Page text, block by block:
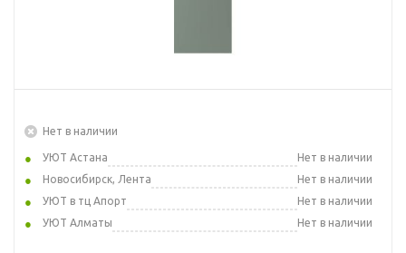
Нет в наличии
УЮТ Астана
Нет в наличии
Новосибирск, Лента
Нет в наличии
УЮТ в тц Апорт
Нет в наличии
УЮТ Алматы
Нет в наличии